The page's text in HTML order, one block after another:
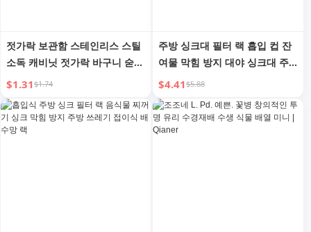
젓가락 보관함 스테인리스 스틸
소독 캐비닛 젓가락 바구니 숟가
락 포크 배수망 랙 식기세척기
젓가락 상자 바구니 튜브 Mrun
$1.31$1.74
주방 싱크대 필터 랙 흡입 컵 잔
여물 막힘 방지 대야 싱크대 주
방 폐기물 배수망 랙
$4.41$5.88